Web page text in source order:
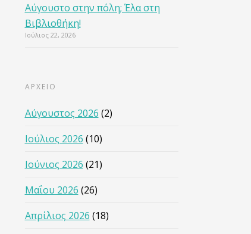
Αύγουστο στην πόλη; Έλα στη
Βιβλιοθήκη!
Ιούλιος 22, 2026
ΑΡΧΕΙΟ
Αύγουστος 2026 (2)
Ιούλιος 2026 (10)
Ιούνιος 2026 (21)
Μαΐου 2026 (26)
Απρίλιος 2026 (18)